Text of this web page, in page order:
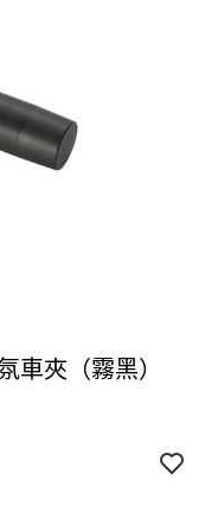
車夾（霧黑）